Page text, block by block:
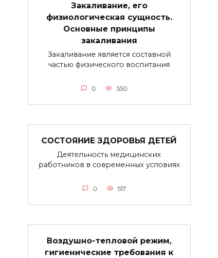
Закаливание, его
физиологическая сущность.
Основные принципы
закаливания
Закаливание является составной
частью физического воспитания
0 550
СОСТОЯНИЕ ЗДОРОВЬЯ ДЕТЕЙ
Деятельность медицинских
работников в современных условиях
0 517
Воздушно-тепловой режим,
гигиенические требования к